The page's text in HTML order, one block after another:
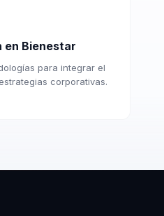
en Bienestar
para integrar el
corporativas.